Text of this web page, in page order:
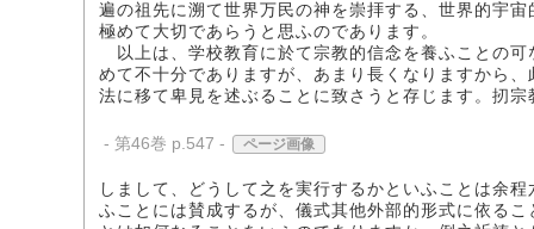
遍の祖先に溯て世界万民の神を崇拝する、世界的宇
極めて大切であらうと思ふのであります。
以上は、学校教育に於て宗教的信念を養ふことの
めて不十分でありますが、あまり長くなりますから
法に移て卑見を述ぶることに致さうと存じます。扨
- 第46巻 p.547 - ページ画像
しまして、どうして之を実行するかといふことは余
ふことには賛成するが、儀式其他外部的形式に依る